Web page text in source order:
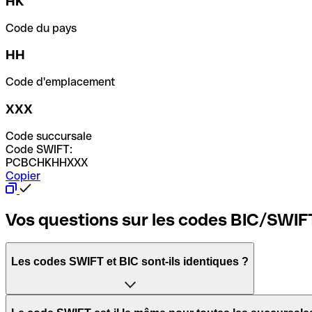
Code du pays
HH
Code d'emplacement
XXX
Code succursale
Code SWIFT:
PCBCHKHHXXX
Copier
Vos questions sur les codes BIC/
Les codes SWIFT et BIC sont-ils identiques ?